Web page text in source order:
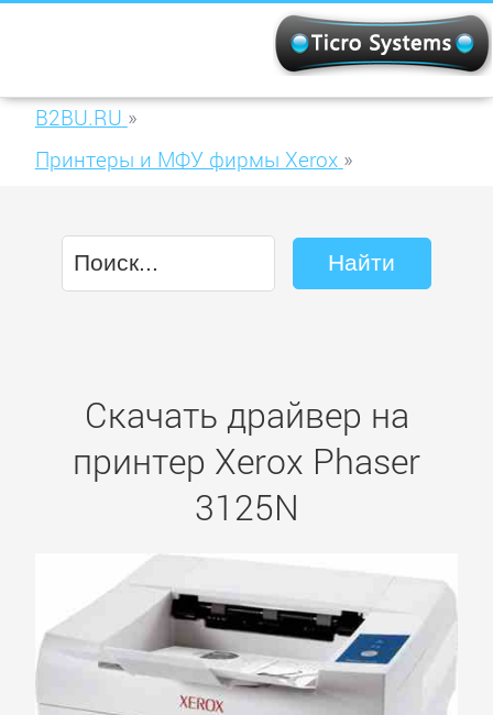
B2BU.RU »
Принтеры и МФУ фирмы Xerox »
Скачать драйвер на
принтер Xerox Phaser
3125N